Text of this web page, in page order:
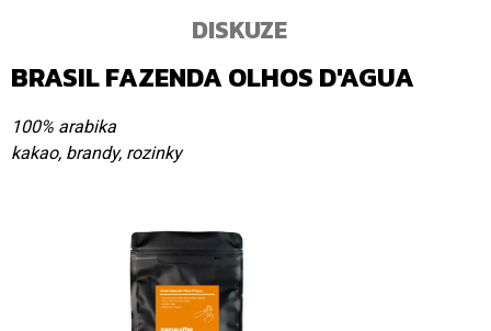
DISKUZE
BRASIL FAZENDA OLHOS D'AGUA
100% arabika
kakao, brandy, rozinky